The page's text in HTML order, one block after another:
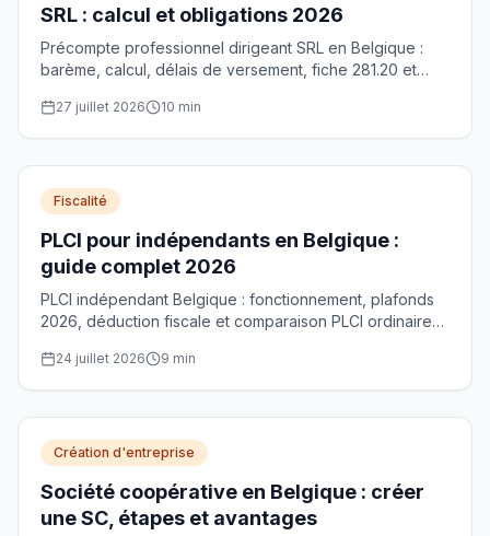
SRL : calcul et obligations 2026
Précompte professionnel dirigeant SRL en Belgique :
barème, calcul, délais de versement, fiche 281.20 et
27 juillet 2026 10 min
Fiscalité
PLCI pour indépendants en Belgique :
guide complet 2026
PLCI indépendant Belgique : fonctionnement, plafonds
2026, déduction fiscale et comparaison PLCI ordinaire
24 juillet 2026 9 min
Création d'entreprise
Société coopérative en Belgique : créer
une SC, étapes et avantages